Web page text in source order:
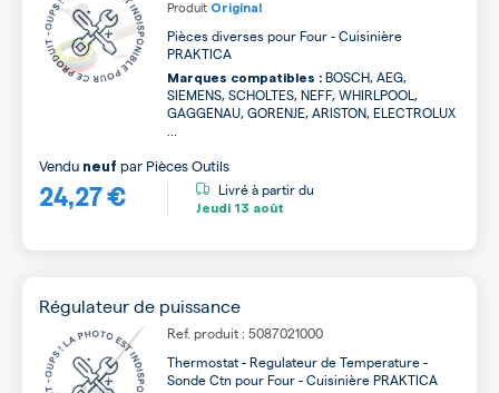
Produit Original
Pièces diverses pour Four - Cuisinière
PRAKTICA
Marques compatibles : BOSCH, AEG,
SIEMENS, SCHOLTES, NEFF, WHIRLPOOL,
GAGGENAU, GORENJE, ARISTON, ELECTROLUX
24,27 €
Vendu neuf par Pièces Outils
Livré à partir du
Jeudi 13 août
Régulateur de puissance
Ref. produit : 5087021000
Thermostat - Regulateur de Temperature -
Sonde Ctn pour Four - Cuisinière PRAKTICA